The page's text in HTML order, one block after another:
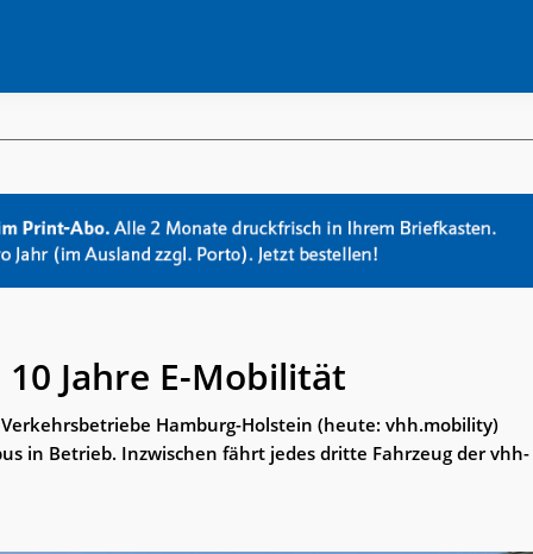
Jahre E-Mobilität
Hamburg-Holstein (heute: vhh.mobility)
in Betrieb. Inzwischen fährt jedes dritte Fahrzeug der vhh-